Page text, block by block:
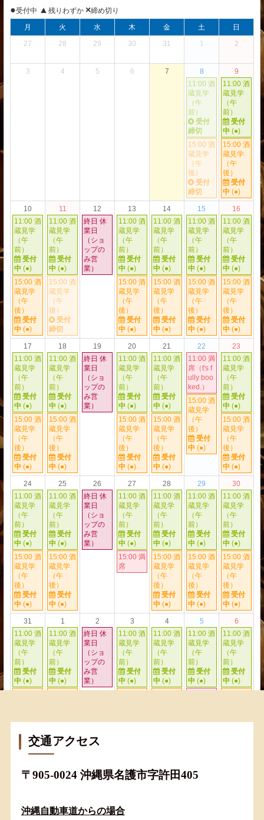
交通アクセス
〒905-0024 沖縄県名護市字許田405
沖縄自動車道からの場合